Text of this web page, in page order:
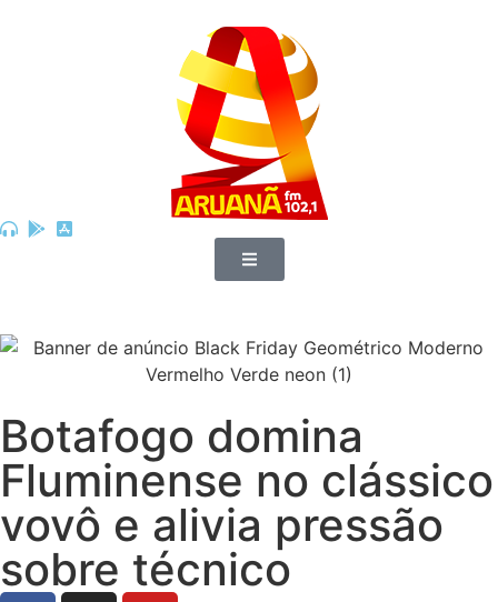
Botafogo domina
Fluminense no clássico
vovô e alivia pressão
sobre técnico